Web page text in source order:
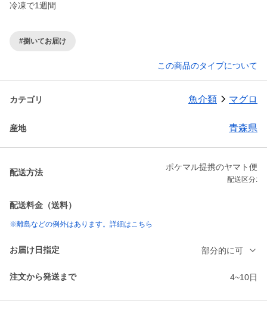
冷凍で1週間
#捌いてお届け
この商品のタイプについて
カテゴリ 魚介類 マグロ
産地 青森県
配送方法
ポケマル提携のヤマト便
配送区分:
配送料金（送料）
※離島などの例外はあります。詳細はこちら
お届け日指定 部分的に可
注文から発送まで 4~10日